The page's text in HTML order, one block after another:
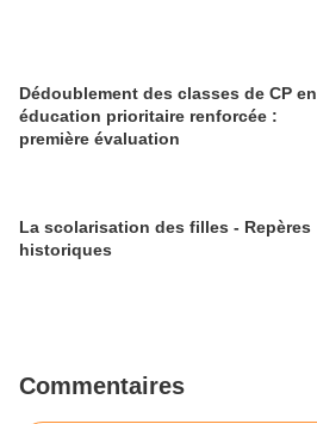
Dédoublement des classes de CP en
éducation prioritaire renforcée :
première évaluation
La scolarisation des filles - Repères
historiques
Commentaires